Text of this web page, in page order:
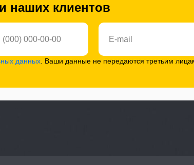
наших клиентов
данных . Ваши данные не передаются третьим